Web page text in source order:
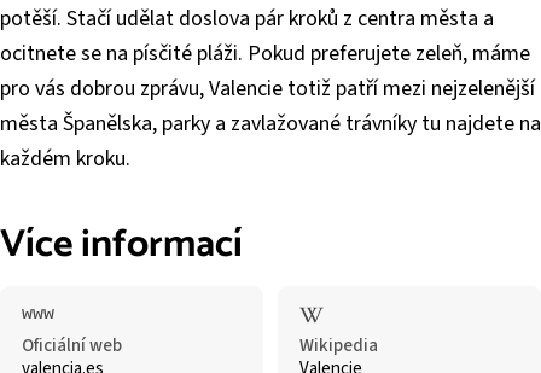
potěší. Stačí udělat doslova pár kroků z centra města a
ocitnete se na písčité pláži. Pokud preferujete zeleň, máme
pro vás dobrou zprávu, Valencie totiž patří mezi nejzelenější
města Španělska, parky a zavlažované trávníky tu najdete na
každém kroku.
Více informací
Oficiální web
Wikipedia